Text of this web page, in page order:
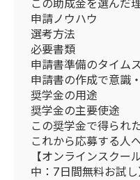
この助成金を選んだ
申請ノウハウ
選考方法
必要書類
申請書準備のタイム
申請書の作成で意識
奨学金の用途
奨学金の主要使途
この奨学金で得られ
これから応募する人
【オンラインスク
中：7日間無料お試し